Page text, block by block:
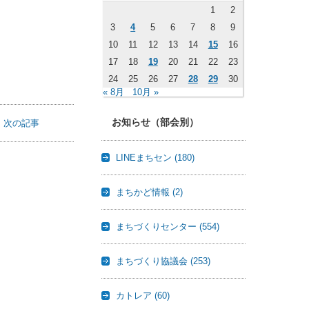
次の記事
1
2
3
4 5 6 7 8
9
10
11 12 13 14 15
16
17
18 19 20 21 22
23
24
25 26 27 28 29
30
« 8月
10月 »
お知らせ（部会別）
LINEまちセン(180)
まちかど情報(2)
まちづくりセンター(554)
まちづくり協議会(253)
カトレア(60)